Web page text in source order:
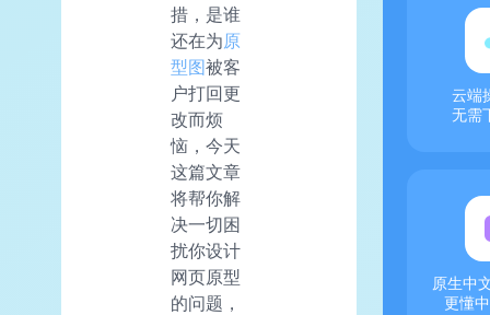
措，是谁
还在为原
型图被客
户打回更
改而烦
恼，今天
这篇文章
将帮你解
决一切困
扰你设计
网页原型
的问题，
云端
无需
原生中
更懂